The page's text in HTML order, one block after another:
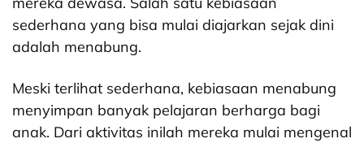
sederhana yang bisa mulai diajarkan sejak dini
adalah menabung.
Meski terlihat sederhana, kebiasaan menabung
menyimpan banyak pelajaran berharga bagi
anak. Dari aktivitas inilah mereka mulai mengenal